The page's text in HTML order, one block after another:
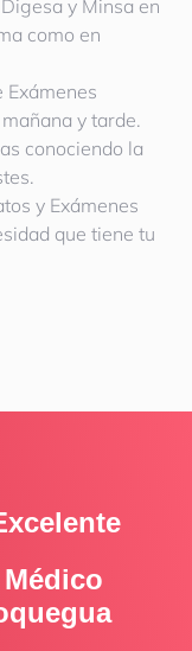
y Minsa en
como en
y tarde.
conociendo la
y Exámenes
que tiene tu